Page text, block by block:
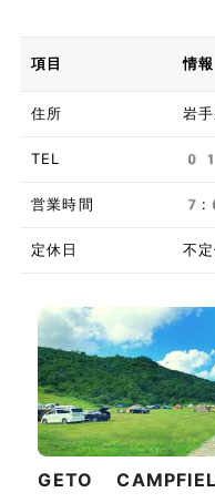
項目 情報
住所 岩
TEL
営業時間
定休日 不
GETO